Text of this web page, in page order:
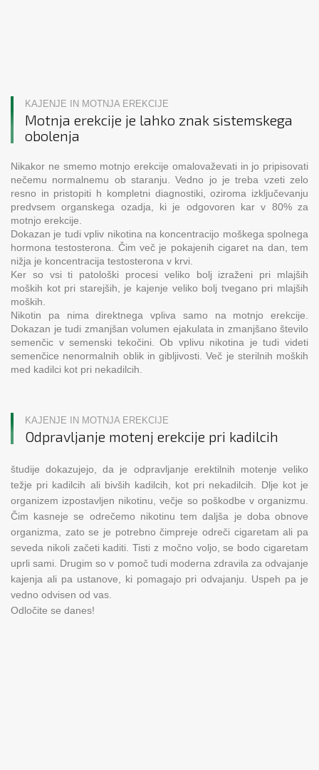
KAJENJE IN MOTNJA EREKCIJE
Motnja erekcije je lahko znak sistemskega
obolenja
Nikakor ne smemo motnjo erekcije omalovaževati in jo pripisovati
nečemu normalnemu ob staranju. Vedno jo je treba vzeti zelo
resno in pristopiti h kompletni diagnostiki, oziroma izključevanju
predvsem organskega ozadja, ki je odgovoren kar v 80% za
motnjo erekcije.
Dokazan je tudi vpliv nikotina na koncentracijo moškega spolnega
hormona testosterona. Čim več je pokajenih cigaret na dan, tem
nižja je koncentracija testosterona v krvi.
Ker so vsi ti patološki procesi veliko bolj izraženi pri mlajših
moških kot pri starejših, je kajenje veliko bolj tvegano pri mlajših
moških.
Nikotin pa nima direktnega vpliva samo na motnjo erekcije.
Dokazan je tudi zmanjšan volumen ejakulata in zmanjšano število
semenčic v semenski tekočini. Ob vplivu nikotina je tudi videti
semenčice nenormalnih oblik in gibljivosti. Več je sterilnih moških
med kadilci kot pri nekadilcih.
KAJENJE IN MOTNJA EREKCIJE
Odpravljanje motenj erekcije pri kadilcih
študije dokazujejo, da je odpravljanje erektilnih motenje veliko
težje pri kadilcih ali bivših kadilcih, kot pri nekadilcih. Dlje kot je
organizem izpostavljen nikotinu, večje so poškodbe v organizmu.
Čim kasneje se odrečemo nikotinu tem daljša je doba obnove
organizma, zato se je potrebno čimpreje odreči cigaretam ali pa
seveda nikoli začeti kaditi. Tisti z močno voljo, se bodo cigaretam
uprli sami. Drugim so v pomoč tudi moderna zdravila za odvajanje
kajenja ali pa ustanove, ki pomagajo pri odvajanju. Uspeh pa je
vedno odvisen od vas.
Odločite se danes!